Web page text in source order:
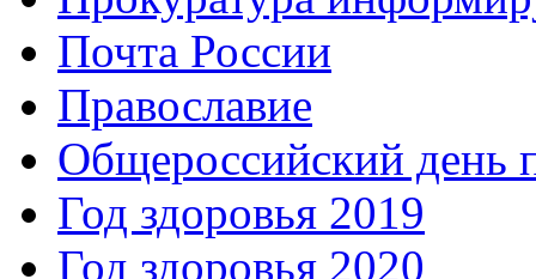
Почта России
Православие
Общероссийский день
Год здоровья 2019
Год здоровья 2020